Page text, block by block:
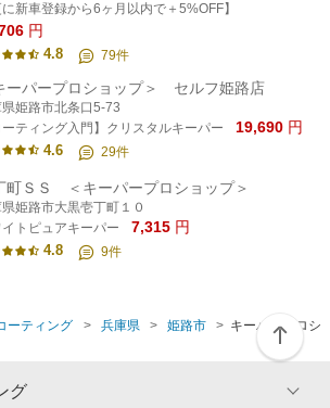
に新車登録から6ヶ月以内で＋5%OFF】
円
4.8 79件
ーパープロショップ＞ セルフ姫路店
姫路市北条口5-73
ーティング入門】クリスタルキーパー
19,690 円
4.6 29件
町ＳＳ ＜キーパープロショップ＞
姫路市大黒壱丁町１０
トピュアキーパー
7,315 円
4.8 9件
ーティング 兵庫県 姫路市
キーパープロシ
グ